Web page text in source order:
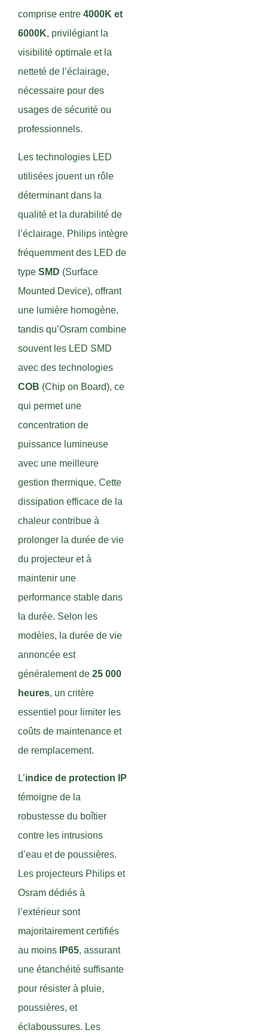
comprise entre 4000K et
6000K, privilégiant la
visibilité optimale et la
netteté de l’éclairage,
nécessaire pour des
usages de sécurité ou
professionnels.
Les technologies LED
utilisées jouent un rôle
déterminant dans la
qualité et la durabilité de
l’éclairage. Philips intègre
fréquemment des LED de
type SMD (Surface
Mounted Device), offrant
une lumière homogène,
tandis qu’Osram combine
souvent les LED SMD
avec des technologies
COB (Chip on Board), ce
qui permet une
concentration de
puissance lumineuse
avec une meilleure
gestion thermique. Cette
dissipation efficace de la
chaleur contribue à
prolonger la durée de vie
du projecteur et à
maintenir une
performance stable dans
la durée. Selon les
modèles, la durée de vie
annoncée est
généralement de 25 000
heures, un critère
essentiel pour limiter les
coûts de maintenance et
de remplacement.
L’indice de protection IP
témoigne de la
robustesse du boîtier
contre les intrusions
d’eau et de poussières.
Les projecteurs Philips et
Osram dédiés à
l’extérieur sont
majoritairement certifiés
au moins
IP65, assurant
une étanchéité suffisante
pour résister à pluie,
poussières, et
éclaboussures. Les